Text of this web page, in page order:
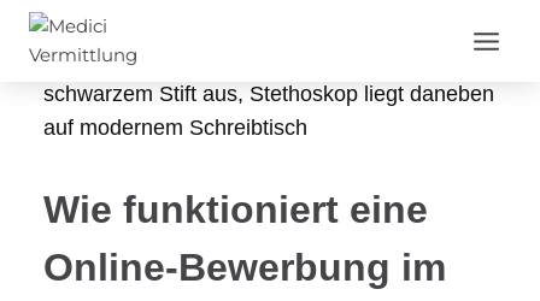
Zum
Wie funktioniert eine
Online-Bewerbung im